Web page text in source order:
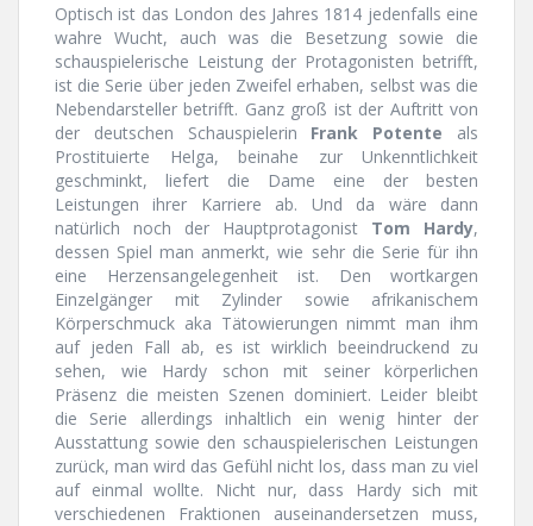
Optisch ist das London des Jahres 1814 jedenfalls eine
wahre Wucht, auch was die Besetzung sowie die
schauspielerische Leistung der Protagonisten betrifft,
ist die Serie über jeden Zweifel erhaben, selbst was die
Nebendarsteller betrifft. Ganz groß ist der Auftritt von
der deutschen Schauspielerin Frank Potente als
Prostituierte Helga, beinahe zur Unkenntlichkeit
geschminkt, liefert die Dame eine der besten
Leistungen ihrer Karriere ab. Und da wäre dann
natürlich noch der Hauptprotagonist Tom Hardy,
dessen Spiel man anmerkt, wie sehr die Serie für ihn
eine Herzensangelegenheit ist. Den wortkargen
Einzelgänger mit Zylinder sowie afrikanischem
Körperschmuck aka Tätowierungen nimmt man ihm
auf jeden Fall ab, es ist wirklich beeindruckend zu
sehen, wie Hardy schon mit seiner körperlichen
Präsenz die meisten Szenen dominiert. Leider bleibt
die Serie allerdings inhaltlich ein wenig hinter der
Ausstattung sowie den schauspielerischen Leistungen
zurück, man wird das Gefühl nicht los, dass man zu viel
auf einmal wollte. Nicht nur, dass Hardy sich mit
verschiedenen Fraktionen auseinandersetzen muss,